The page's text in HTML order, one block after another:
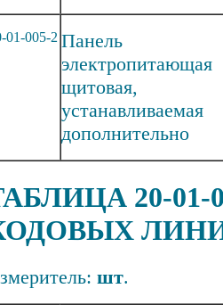
01-005-2 Панель
электропитающая
щитовая,
устанавливаемая
дополнительно
20-
шт.